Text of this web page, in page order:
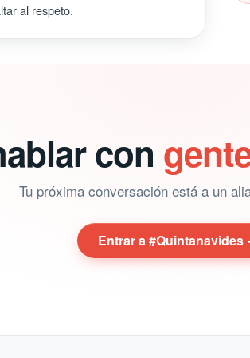
al respeto.
con
Tu próxima conversación está a un
Entrar a